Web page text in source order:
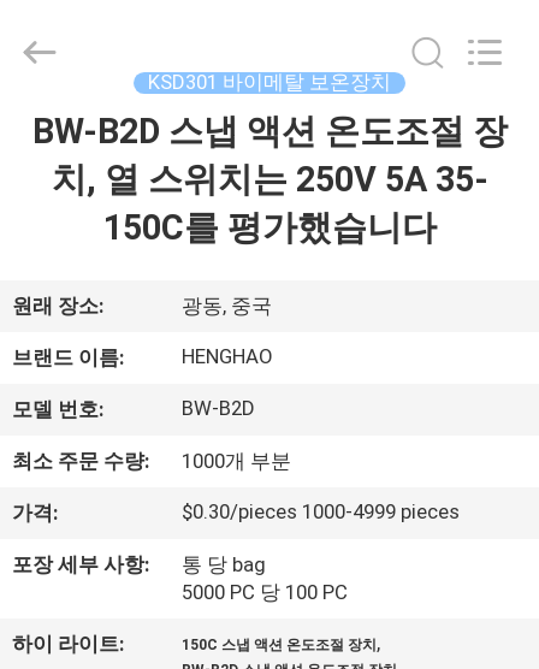
소
개
VR
쇼
회
2026
Electric
KSD301 바이메탈 보온장치
BW-B2D 스냅 액션 온도조절 장
치, 열 스위치는 250V 5A 35-
150C를 평가했습니다
원래 장소: 광동, 중국
브랜드 이름: HENGHAO
모델 번호: BW-B2D
최소 주문 수량: 1000개 부분
가격: $0.30/pieces 1000-4999 pieces
포장 세부 사항:
통 당 bag
5000 PC 당 100 PC
하이 라이트: 150C 스냅 액션 온도조절 장치 ,